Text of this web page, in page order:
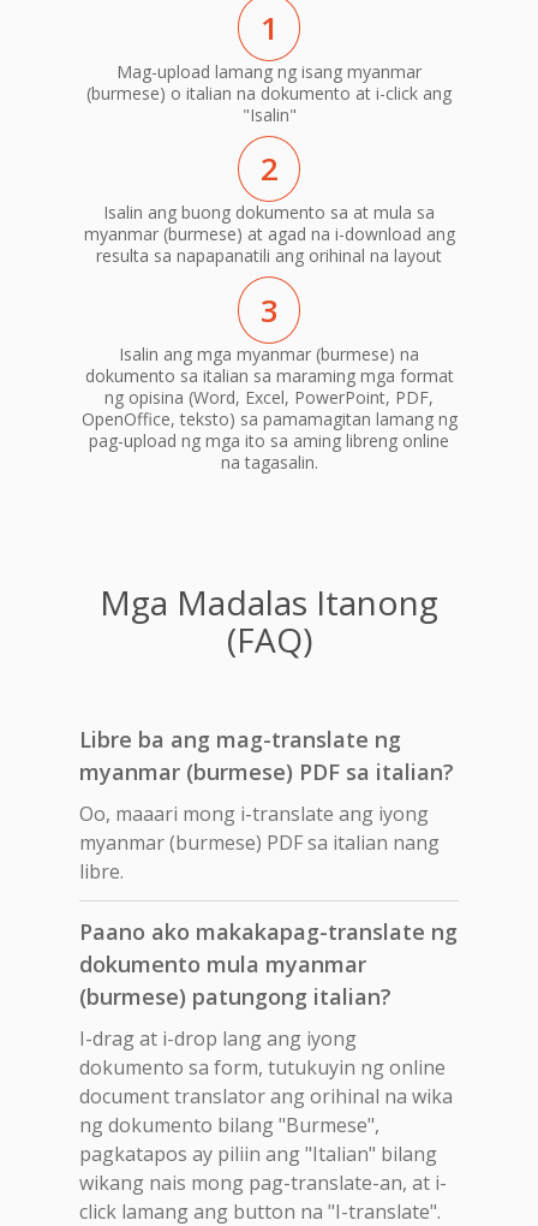
1
Mag-upload lamang ng isang myanmar
(burmese) o italian na dokumento at i-click ang
"Isalin"
2
Isalin ang buong dokumento sa at mula sa
myanmar (burmese) at agad na i-download ang
resulta sa napapanatili ang orihinal na layout
3
Isalin ang mga myanmar (burmese) na
dokumento sa italian sa maraming mga format
ng opisina (Word, Excel, PowerPoint, PDF,
OpenOffice, teksto) sa pamamagitan lamang ng
pag-upload ng mga ito sa aming libreng online
na tagasalin.
Mga Madalas Itanong
(FAQ)
Libre ba ang mag-translate ng
myanmar (burmese) PDF sa italian?
Oo, maaari mong i-translate ang iyong
myanmar (burmese) PDF sa italian nang
libre.
Paano ako makakapag-translate ng
dokumento mula myanmar
(burmese) patungong italian?
I-drag at i-drop lang ang iyong
dokumento sa form, tutukuyin ng online
document translator ang orihinal na wika
ng dokumento bilang "Burmese",
pagkatapos ay piliin ang "Italian" bilang
wikang nais mong pag-translate-an, at i-
click lamang ang button na "I-translate".